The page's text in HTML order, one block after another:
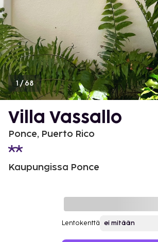
1/68
Villa Vassallo
Ponce, Puerto Rico
Kaupungissa Ponce
Lentokenttä